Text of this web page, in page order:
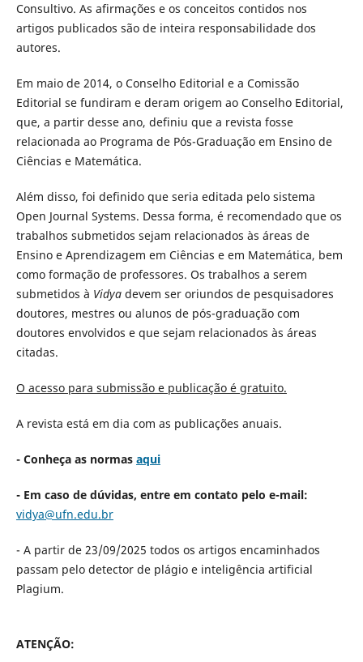
Consultivo. As afirmações e os conceitos contidos nos
artigos publicados são de inteira responsabilidade dos
autores.
Em maio de 2014, o Conselho Editorial e a Comissão
Editorial se fundiram e deram origem ao Conselho Editorial,
que, a partir desse ano, definiu que a revista fosse
relacionada ao Programa de Pós-Graduação em Ensino de
Ciências e Matemática.
Além disso, foi definido que seria editada pelo sistema
Open Journal Systems. Dessa forma, é recomendado que os
trabalhos submetidos sejam relacionados às áreas de
Ensino e Aprendizagem em Ciências e em Matemática, bem
como formação de professores. Os trabalhos a serem
submetidos à Vidyadevem ser oriundos de pesquisadores
doutores, mestres ou alunos de pós-graduação com
doutores envolvidos e que sejam relacionados às áreas
citadas.
O acesso para submissão e publicação é gratuito.
A revista está em dia com as publicações anuais.
- Conheça as normas aqui
- Em caso de dúvidas, entre em contato pelo e-mail:
vidya@ufn.edu.br
- A partir de 23/09/2025 todos os artigos encaminhados
passam pelo detector de plágio e inteligência artificial
Plagium.
ATENÇÃO: